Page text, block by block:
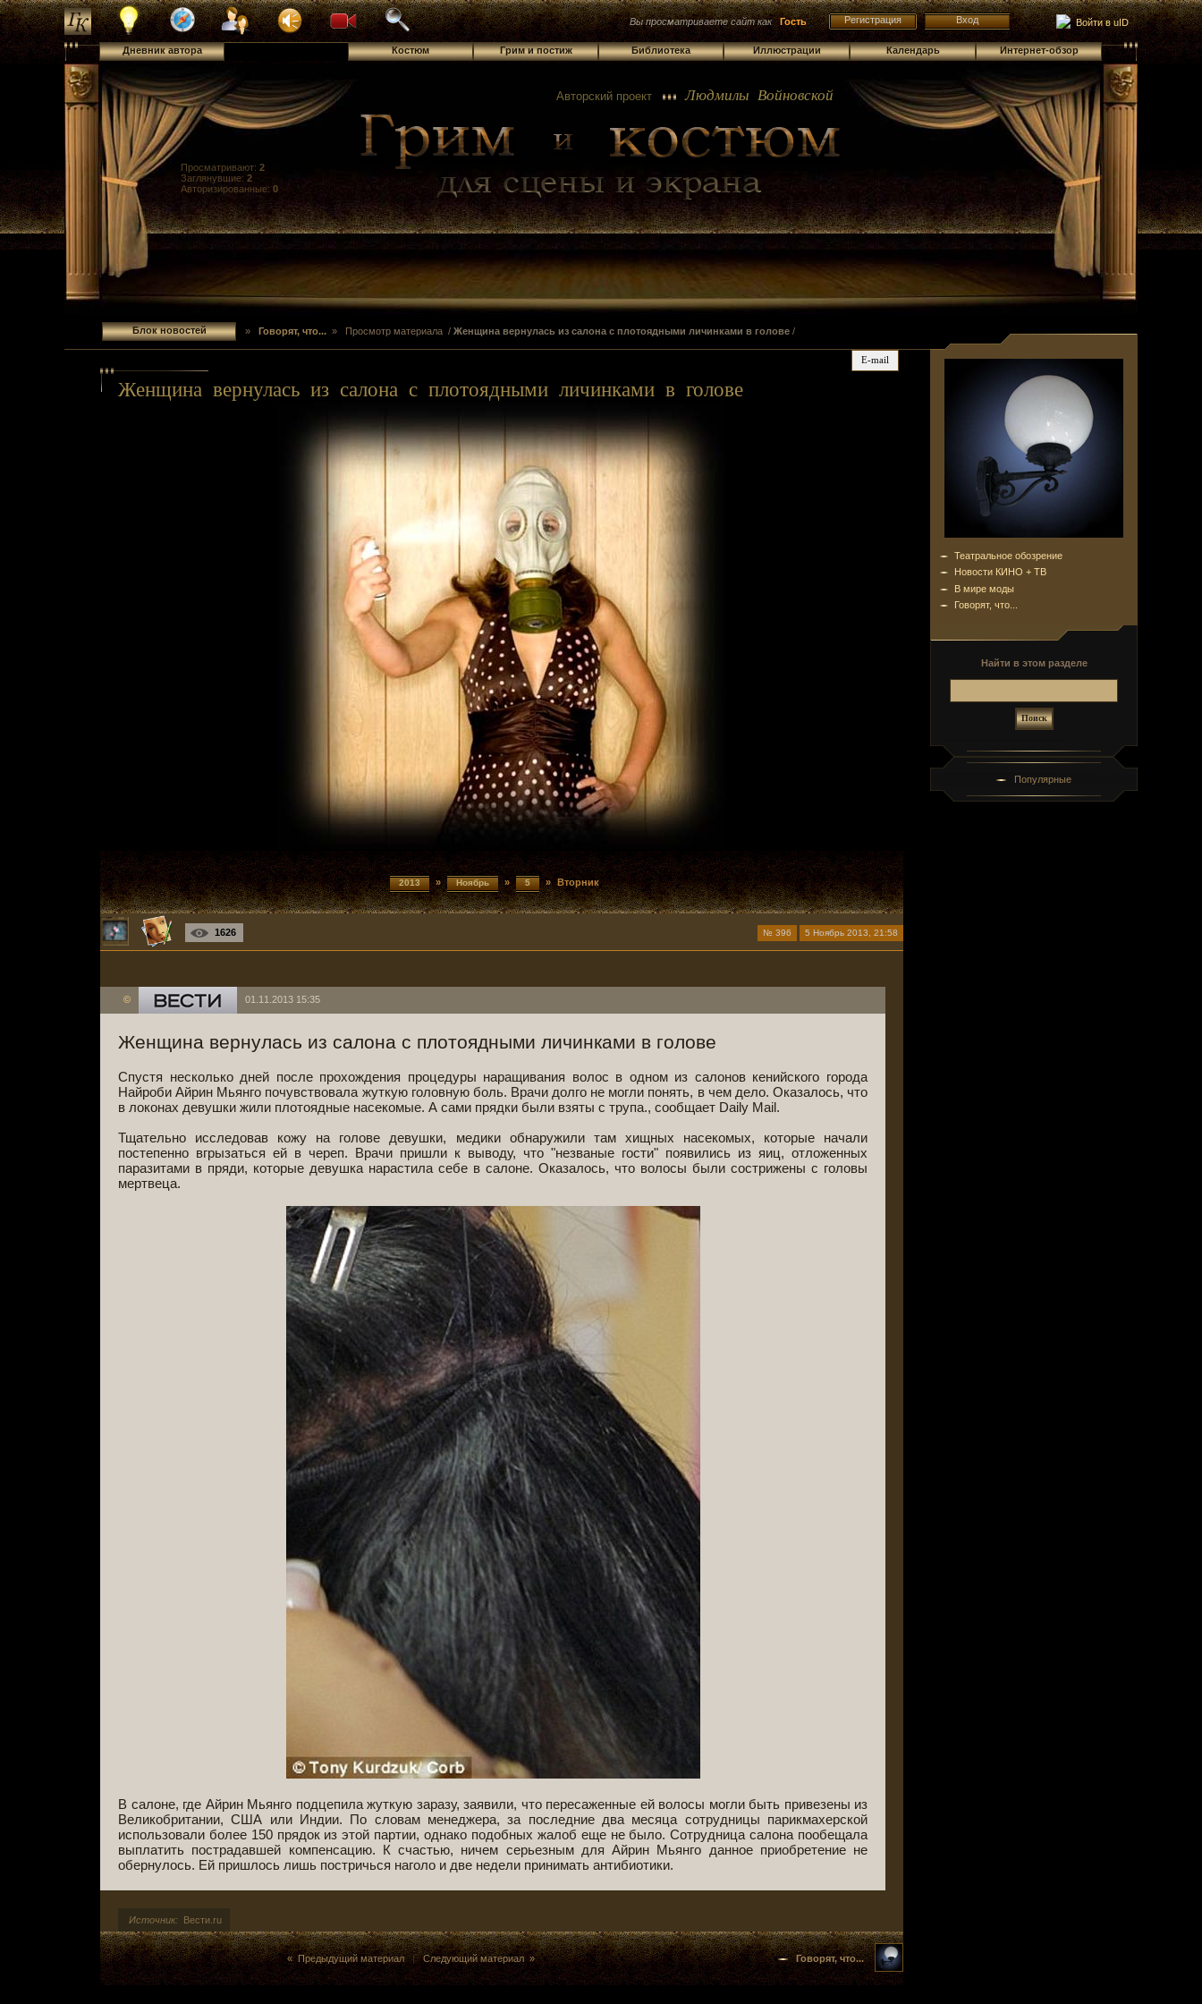
Блок новостей » Говорят, что... » Просмотр материала / Женщина вернулась из салона с плотоядными личинками в голове /
Театральное обозрение
Новости КИНО + ТВ
В мире моды
Говорят, что...
Найти в этом разделе
Популярные
Вы просматриваете сайт как Гость Регистрация Вход Войти в uID
Дневник автора Костюм Грим и постиж Библиотека Иллюстрации Календарь Интернет-обзор
Просматривают: 2
Заглянувшие: 2
Авторизированные: 0
Авторский проект Людмилы Войновской
Женщина вернулась из салона с плотоядными личинками в голове
2013 » Ноябрь » 5 » Вторник
1626 № 396 5 Ноябрь 2013, 21:58
© 01.11.2013 15:35
Женщина вернулась из салона с плотоядными личинками в голове
Спустя несколько дней после прохождения процедуры наращивания волос в одном из салонов кенийского города
Найроби Айрин Мьянго почувствовала жуткую головную боль. Врачи долго не могли понять, в чем дело. Оказалось, что
в локонах девушки жили плотоядные насекомые. А сами прядки были взяты с трупа., сообщает Daily Mail.
Тщательно исследовав кожу на голове девушки, медики обнаружили там хищных насекомых, которые начали
постепенно вгрызаться ей в череп. Врачи пришли к выводу, что "незваные гости" появились из яиц, отложенных
паразитами в пряди, которые девушка нарастила себе в салоне. Оказалось, что волосы были сострижены с головы
мертвеца.
В салоне, где Айрин Мьянго подцепила жуткую заразу, заявили, что пересаженные ей волосы могли быть привезены из
Великобритании, США или Индии. По словам менеджера, за последние два месяца сотрудницы парикмахерской
использовали более 150 прядок из этой партии, однако подобных жалоб еще не было. Сотрудница салона пообещала
выплатить пострадавшей компенсацию. К счастью, ничем серьезным для Айрин Мьянго данное приобретение не
обернулось. Ей пришлось лишь постричься наголо и две недели принимать антибиотики.
Источник: Вести.ru
« Предыдущий материал|Следующий материал » Говорят, что...